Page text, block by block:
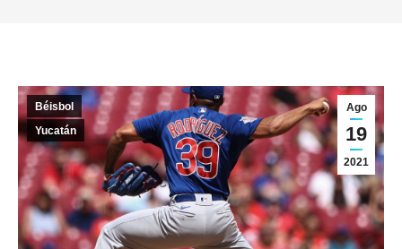
Ago
19
2021
Béisbol
Yucatán